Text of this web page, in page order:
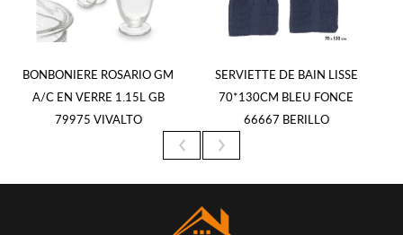
BONBONIERE ROSARIO GM
A/C EN VERRE 1.15L GB
79975 VIVALTO
SERVIETTE DE BAIN LISSE
70*130CM BLEU FONCE
66667 BERILLO